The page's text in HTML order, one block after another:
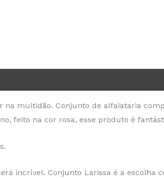
multidão. Conjunto de alfaiataria
feito na cor rosa, esse produto é
incrível. Conjunto Larissa é a escolha